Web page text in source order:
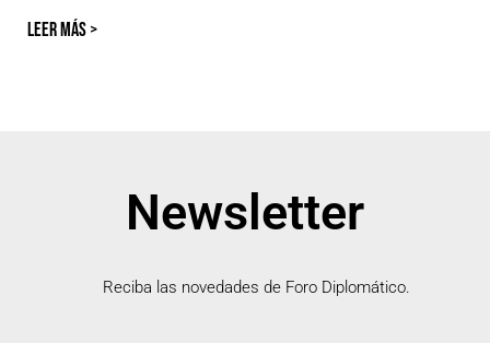
LEER MÁS >
Newsletter
Reciba las novedades de Foro Diplomático.